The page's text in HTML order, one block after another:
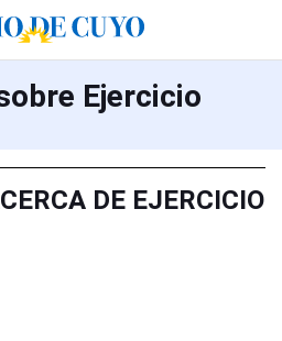
Ejercicio
DE EJERCICIO